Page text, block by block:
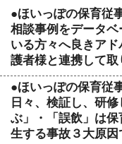
●ほいっぽの保育従
相談事例をデータ
いる方々へ良きア
護者様と連携して取
●ほいっぽの保育従
日々、検証し、研
ぶ」・「誤飲」は
生する事故３大原因